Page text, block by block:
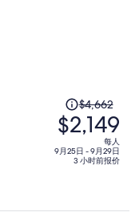
原
价
为
每
现
$4,662
$2,149
每人
9月25日 - 9月29日
3 小时前报价